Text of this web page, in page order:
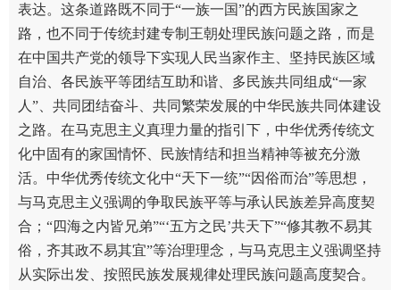
表达。这条道路既不同于“一族一国”的西方民族国家之
路，也不同于传统封建专制王朝处理民族问题之路，而是
在中国共产党的领导下实现人民当家作主、坚持民族区域
自治、各民族平等团结互助和谐、多民族共同组成“一家
人”、共同团结奋斗、共同繁荣发展的中华民族共同体建设
之路。在马克思主义真理力量的指引下，中华优秀传统文
化中固有的家国情怀、民族情结和担当精神等被充分激
活。中华优秀传统文化中“天下一统”“因俗而治”等思想，
与马克思主义强调的争取民族平等与承认民族差异高度契
合；“四海之内皆兄弟”“‘五方之民’共天下”“修其教不易其
俗，齐其政不易其宜”等治理理念，与马克思主义强调坚持
从实际出发、按照民族发展规律处理民族问题高度契合。